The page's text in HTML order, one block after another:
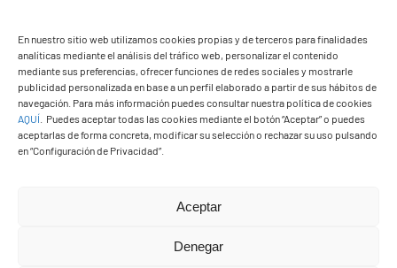
En nuestro sitio web utilizamos cookies propias y de terceros para finalidades
analíticas mediante el análisis del tráfico web, personalizar el contenido
mediante sus preferencias, ofrecer funciones de redes sociales y mostrarle
publicidad personalizada en base a un perfil elaborado a partir de sus hábitos de
navegación. Para más información puedes consultar nuestra política de cookies
AQUÍ
Puedes aceptar todas las cookies mediante el botón “Aceptar” o puedes
aceptarlas de forma concreta, modificar su selección o rechazar su uso pulsando
en “Configuración de Privacidad”.
Aceptar
Denegar
Ayuntamiento de Yaiza
Pza. de Los Remedios, 1
35570 – Yaiza
Tel:928 83 62 20
© Copyright2026 Ayuntamiento de Yaiza - Todos los